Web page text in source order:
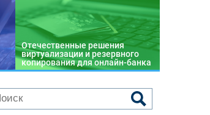
Отечественные решения
виртуализации и резервного
копирования для онлайн-банка